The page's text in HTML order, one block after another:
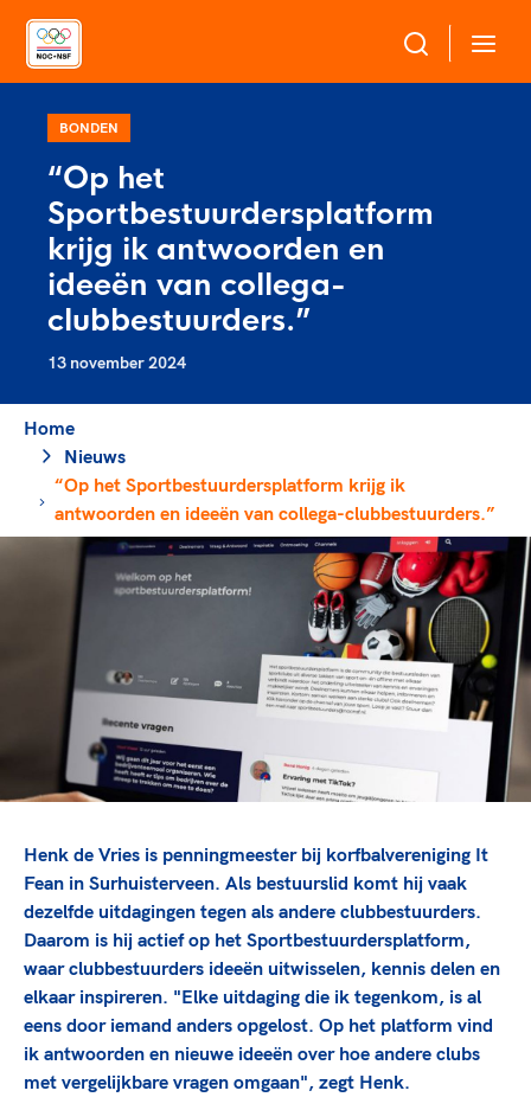
Over NOC*NSF
Sportagenda 2032
Leden
Algemene Vergadering
Raad van Toezicht en Bestuur
Onze partners
Geven aan Sport
Sportonderzoek
Sportakkoord II
Game Changer
TeamNL kids
Olympische geschiedenis
Nieuwspagina
Columns
Sport gaat niet vanzelf
Sport verenigt. Op sportclubs, pleintjes, tijdens
een rondje fietsen, door samen te skaten of naar
Sportdeelname
Bonden en professionals in de sport
Beleidsmedewerkers
Clubbestuurders
Trainer-coaches
Officials
Veilige en integere sport
Diversiteit en inclusie
Gezonde sportomgeving
Duurzaamheid
Bekwaam sportkader
Vitale clubs en bestuurlijk kader
Sportmatch
Handboek Wet- en Regelgeving
Opleidingen en trainingen
High5 Stappenplan
Ruimte voor sport
Clubondersteuning
Beroepskrachten
Topsport
Atletencommissie
Paralympische Talentdag
TeamNL Academie Kalender
Kennisaanbod TeamNL Experts
TeamNL Sport Science Centre
Olympische Spelen LA28
Paralympische Spelen LA28
Europese Spelen Istanbul 2027
Topsportbeleid
Topsportfinanciering
Maatschappelijke waarde topsport
Top teamsportcompetities
De TeamNL Academie
Voor bonden
Pers
BONDEN
“Op het
Sportbestuurdersplatform
krijg ik antwoorden en
ideeën van collega-
clubbestuurders.”
13 november 2024
Home
Nieuws
“Op het Sportbestuurdersplatform krijg ik
antwoorden en ideeën van collega-clubbestuurders.”
Henk de Vries is penningmeester bij korfbalvereniging It
Fean in Surhuisterveen. Als bestuurslid komt hij vaak
dezelfde uitdagingen tegen als andere clubbestuurders.
Daarom is hij actief op het Sportbestuurdersplatform,
waar clubbestuurders ideeën uitwisselen, kennis delen en
elkaar inspireren. "Elke uitdaging die ik tegenkom, is al
eens door iemand anders opgelost. Op het platform vind
ik antwoorden en nieuwe ideeën over hoe andere clubs
met vergelijkbare vragen omgaan", zegt Henk.